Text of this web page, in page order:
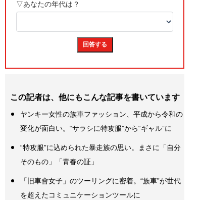
この記者は、他にもこんな記事を書いています
ヤンキー女性の族車ファッション、平成から令和の
変化が面白い。“サラシに特攻服”から“ギャル”に
“特攻服”に込められた暴走族の思い。まさに「自分
そのもの」「青春の証」
「旧車會女子」のツーリングに密着。“族車”が世代
を超えたコミュニケーションツールに